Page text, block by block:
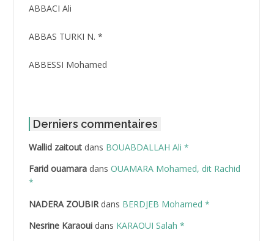
ABBACI Ali
ABBAS TURKI N. *
ABBESSI Mohamed
ABDAT Amar
ABDEDDAIM Hamid
ABDELAZIZ Mohamed
ABDELHAFID Lakhdar
Derniers commentaires
Wallid zaitoutdans BOUABDALLAH Ali *
Farid ouamaradans OUAMARA Mohamed, dit Rachid
*
NADERA ZOUBIRdans BERDJEB Mohamed *
Nesrine Karaouidans KARAOUI Salah *